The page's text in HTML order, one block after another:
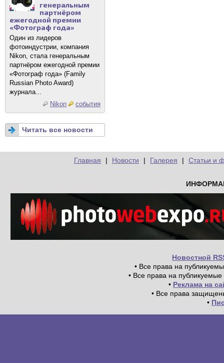
генеральным
партнёром
ежегодной премии
«Фотограф года»
Один из лидеров
фотоиндустрии, компания
Nikon, стала генеральным
партнёром ежегодной премии
«Фотограф года» (Family
Russian Photo Award)
журнала...
Nikon
события
Читать все новости
Главная | Новости | Галерея | Статьи и
Новостной
• Все права на
• Все права на
• Реклама на
• Все права
•